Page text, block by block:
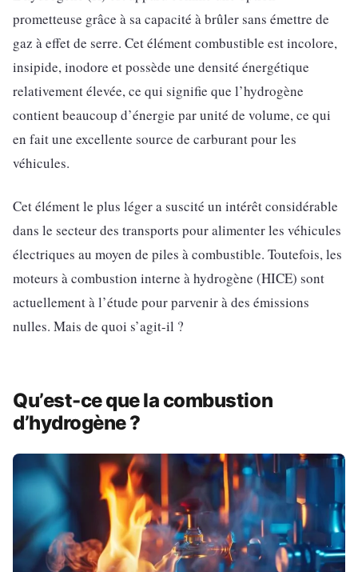
prometteuse grâce à sa capacité à brûler sans émettre de
gaz à effet de serre. Cet élément combustible est incolore,
insipide, inodore et possède une densité énergétique
relativement élevée, ce qui signifie que l’hydrogène
contient beaucoup d’énergie par unité de volume, ce qui
en fait une excellente source de carburant pour les
véhicules.
Cet élément le plus léger a suscité un intérêt considérable
dans le secteur des transports pour alimenter les véhicules
électriques au moyen de piles à combustible. Toutefois, les
moteurs à combustion interne à hydrogène (HICE) sont
actuellement à l’étude pour parvenir à des émissions
nulles. Mais de quoi s’agit-il ?
Qu’est-ce que la combustion
d’hydrogène ?